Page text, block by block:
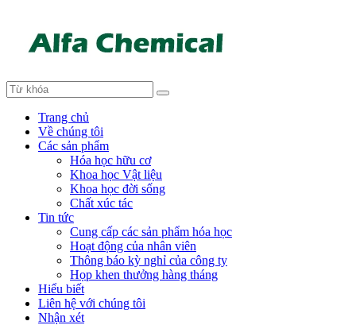
Trang chủ
Về chúng tôi
Các sản phẩm
Hóa học hữu cơ
Khoa học Vật liệu
Khoa học đời sống
Chất xúc tác
Tin tức
Cung cấp các sản phẩm hóa học
Hoạt động của nhân viên
Thông báo kỳ nghỉ của công ty
Họp khen thưởng hàng tháng
Hiểu biết
Liên hệ với chúng tôi
Nhận xét